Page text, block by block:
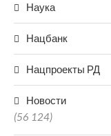
Наука
Нацбанк
Нацпроекты РД
Новости
(56 124)